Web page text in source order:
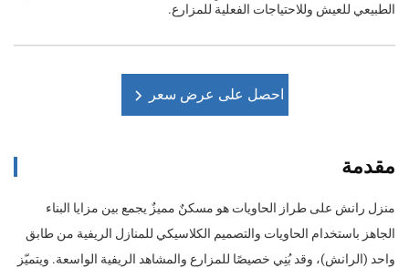
الطبيعي للعيش وللاحتياجات الفعلية للمزارع.
احصل على عرض سعر
مقدمة
منزل رانش على طراز الحاويات هو مسكنٌ مميزٌ يجمع بين مزايا البناء
الجاهز باستخدام الحاويات والتصميم الكلاسيكي للمنازل الريفية من طابق
واحد (الرانش)، وقد بُنِي خصيصًا للمزارع والمشاهد الريفية الواسعة. ويتميّز